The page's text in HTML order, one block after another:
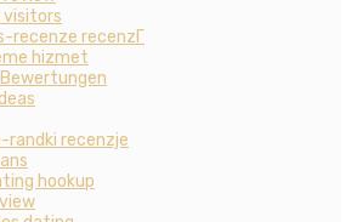
visitors
recenze recenzГ­
hizmet
recenzje
hookup